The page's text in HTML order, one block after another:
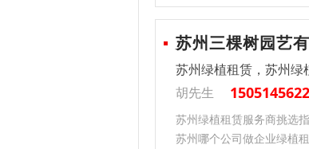
苏州三棵树园艺
苏州绿植租赁，苏州
胡先生
苏州绿植租赁服务商挑选
苏州哪个公司做企业绿植